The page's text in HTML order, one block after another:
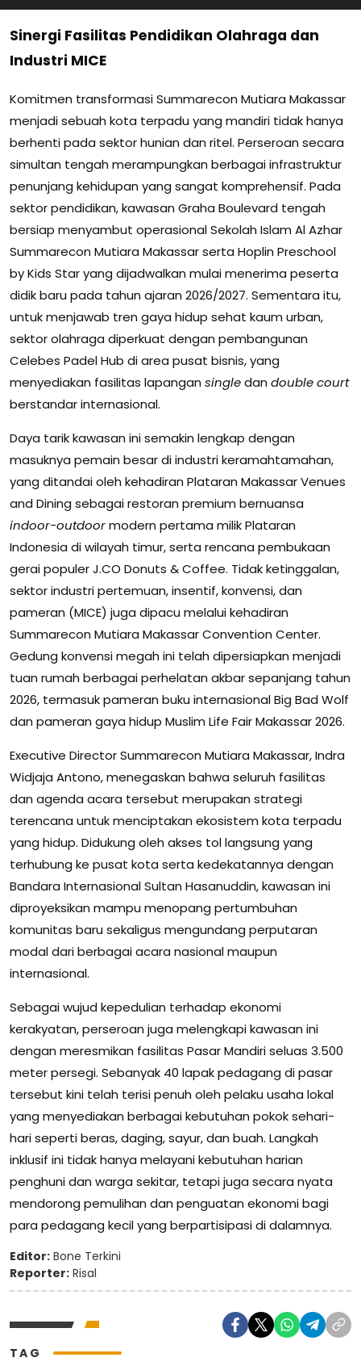
Sinergi Fasilitas Pendidikan Olahraga dan
Industri MICE
Komitmen transformasi Summarecon Mutiara Makassar
menjadi sebuah kota terpadu yang mandiri tidak hanya
berhenti pada sektor hunian dan ritel. Perseroan secara
simultan tengah merampungkan berbagai infrastruktur
penunjang kehidupan yang sangat komprehensif. Pada
sektor pendidikan, kawasan Graha Boulevard tengah
bersiap menyambut operasional Sekolah Islam Al Azhar
Summarecon Mutiara Makassar serta Hoplin Preschool
by Kids Star yang dijadwalkan mulai menerima peserta
didik baru pada tahun ajaran 2026/2027. Sementara itu,
untuk menjawab tren gaya hidup sehat kaum urban,
sektor olahraga diperkuat dengan pembangunan
Celebes Padel Hub di area pusat bisnis, yang
menyediakan fasilitas lapangan singledan double court
berstandar internasional.
Daya tarik kawasan ini semakin lengkap dengan
masuknya pemain besar di industri keramahtamahan,
yang ditandai oleh kehadiran Plataran Makassar Venues
and Dining sebagai restoran premium bernuansa
indoor-outdoormodern pertama milik Plataran
Indonesia di wilayah timur, serta rencana pembukaan
gerai populer J.CO Donuts & Coffee. Tidak ketinggalan,
sektor industri pertemuan, insentif, konvensi, dan
pameran (MICE) juga dipacu melalui kehadiran
Summarecon Mutiara Makassar Convention Center.
Gedung konvensi megah ini telah dipersiapkan menjadi
tuan rumah berbagai perhelatan akbar sepanjang tahun
2026, termasuk pameran buku internasional Big Bad Wolf
dan pameran gaya hidup Muslim Life Fair Makassar 2026.
Executive Director Summarecon Mutiara Makassar, Indra
Widjaja Antono, menegaskan bahwa seluruh fasilitas
dan agenda acara tersebut merupakan strategi
terencana untuk menciptakan ekosistem kota terpadu
yang hidup. Didukung oleh akses tol langsung yang
terhubung ke pusat kota serta kedekatannya dengan
Bandara Internasional Sultan Hasanuddin, kawasan ini
diproyeksikan mampu menopang pertumbuhan
komunitas baru sekaligus mengundang perputaran
modal dari berbagai acara nasional maupun
internasional.
Sebagai wujud kepedulian terhadap ekonomi
kerakyatan, perseroan juga melengkapi kawasan ini
dengan meresmikan fasilitas Pasar Mandiri seluas 3.500
meter persegi. Sebanyak 40 lapak pedagang di pasar
tersebut kini telah terisi penuh oleh pelaku usaha lokal
yang menyediakan berbagai kebutuhan pokok sehari-
hari seperti beras, daging, sayur, dan buah. Langkah
inklusif ini tidak hanya melayani kebutuhan harian
penghuni dan warga sekitar, tetapi juga secara nyata
mendorong pemulihan dan penguatan ekonomi bagi
para pedagang kecil yang berpartisipasi di dalamnya.
Editor: Bone Terkini
Reporter: Risal
TAG